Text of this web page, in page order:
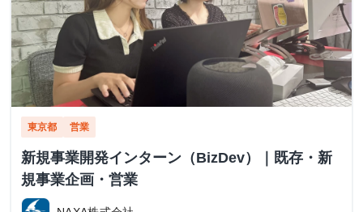
東京都 営業
新規事業開発インターン（BizDev）｜既存・新
規事業企画・営業